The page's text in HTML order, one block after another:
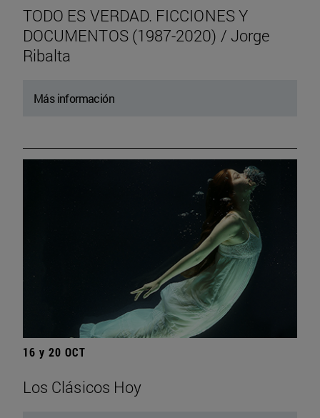
TODO ES VERDAD. FICCIONES Y
DOCUMENTOS (1987-2020) / Jorge
Ribalta
Más información
16 y 20 OCT
Los Clásicos Hoy